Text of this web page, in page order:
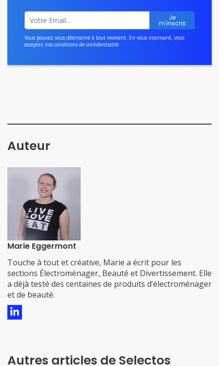
Vous pouvez vous désinscrire à tout moment. En vous inscrivant, vous
acceptez nos conditions de confidentialité
Auteur
Marie Eggermont
​​​​​​​​Touche à tout et créative, Marie a écrit pour les
sections Électroménager, Beauté et Divertissement. Elle
a déjà testé des centaines de produits d’électroménager
et de beauté.
Autres articles de Selectos